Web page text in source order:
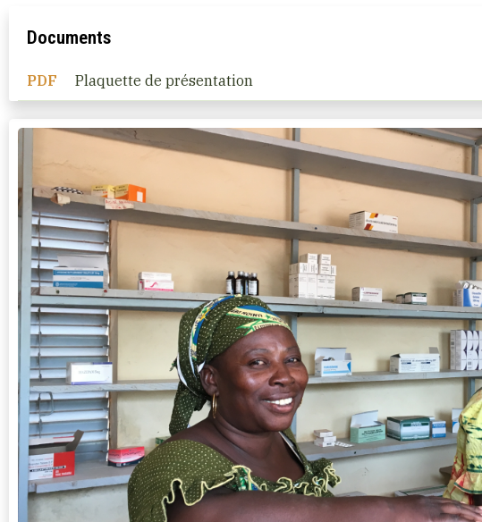
Documents
PDF Plaquette de présentation